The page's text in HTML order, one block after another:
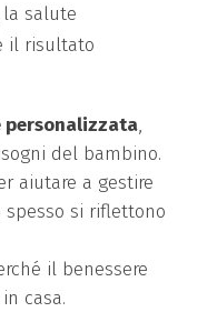
la salute
il risultato
personalizzata,
del bambino.
aiutare a gestire
spesso si riflettono
il benessere
casa.